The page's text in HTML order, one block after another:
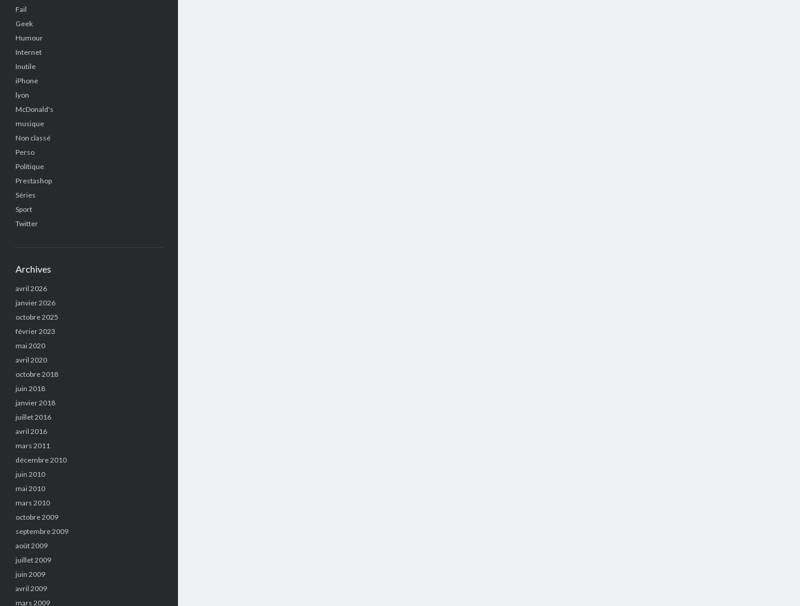
Fail
Geek
Humour
Internet
Inutile
iPhone
lyon
McDonald's
musique
Non classé
Perso
Politique
Prestashop
Séries
Sport
Twitter
Archives
avril 2026
janvier 2026
octobre 2025
février 2023
mai 2020
avril 2020
octobre 2018
juin 2018
janvier 2018
juillet 2016
avril 2016
mars 2011
décembre 2010
juin 2010
mai 2010
mars 2010
octobre 2009
septembre 2009
août 2009
juillet 2009
juin 2009
avril 2009
mars 2009